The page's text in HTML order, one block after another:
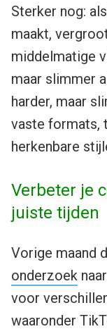
Sterker nog:
maakt,
middelmatige
maar slimmer
harder, maar
vaste formats,
herkenbare
Verbeter je
juiste tijden
Vorige maand
onderzoek
voor
waaronder